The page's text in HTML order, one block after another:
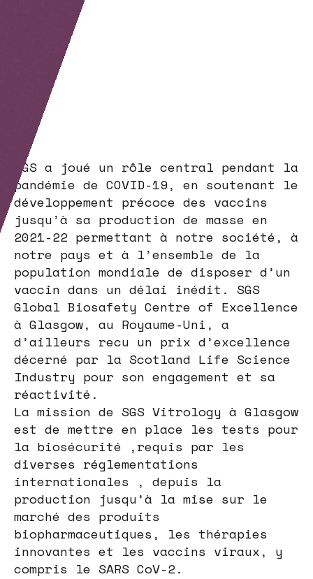
SGS a joué un rôle central pendant la
pandémie de COVID-19, en soutenant le
développement précoce des vaccins
jusqu’à sa production de masse en
2021-22 permettant à notre société, à
notre pays et à l’ensemble de la
population mondiale de disposer d’un
vaccin dans un délai inédit. SGS
Global Biosafety Centre of Excellence
à Glasgow, au Royaume-Uni, a
d’ailleurs recu un prix d’excellence
décerné par la Scotland Life Science
Industry pour son engagement et sa
réactivité.
La mission de SGS Vitrology à Glasgow
est de mettre en place les tests pour
la biosécurité ,requis par les
diverses réglementations
internationales , depuis la
production jusqu’à la mise sur le
marché des produits
biopharmaceutiques, les thérapies
innovantes et les vaccins viraux, y
compris le SARS CoV-2.